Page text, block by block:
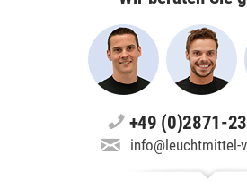
+49 (0)2871-
info@leuchtmittel-